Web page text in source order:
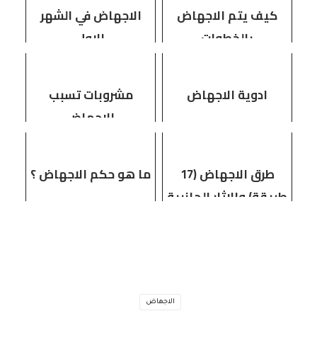
كيف يتم الاجهاض
بالخطوات
الاجهاض في الشهر
الاول
ادوية الاجهاض
مشروبات تسبب
الاجهاض
طرق الاجهاض (17
طريقة) والاثار الجانبية
ما هو حكم الاجهاض ؟
الاجهاض